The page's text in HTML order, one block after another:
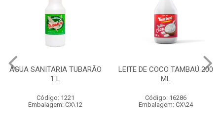
ÁGUA SANITARIA TUBARÃO
1 L
Código: 1221
Embalagem: CX\12
LEITE DE COCO TAMBAÚ 200
ML
Código: 16286
Embalagem: CX\24